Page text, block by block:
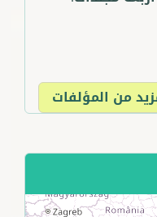
من المؤلفات